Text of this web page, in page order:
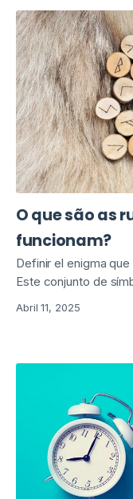
O que são as
funcionam?
Definir el enigma
Este conjunto de
Abril 11, 2025